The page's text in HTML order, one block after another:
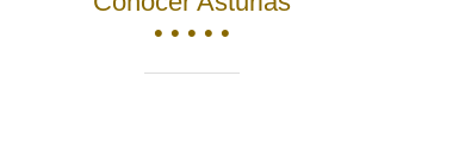
• • • • •